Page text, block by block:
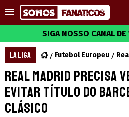
SIGA NOSSO CANAL DE
LA LIGA Futebol Europeu
Real Madrid precisa
evitar título do
Clásico